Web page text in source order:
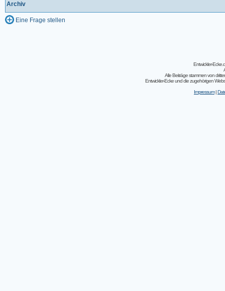
Archiv
Eine Frage stellen
Entwickler-
Alle Beiträge stammen von
Entwickler-Ecke und die zugehörigen
Impressum|